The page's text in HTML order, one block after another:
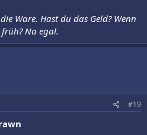
Ware. Hast du das Geld? Wenn
Na egal.
#19